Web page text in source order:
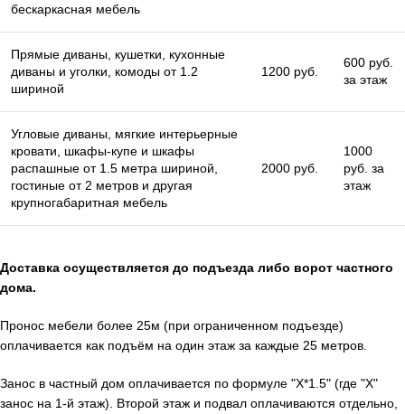
бескаркасная мебель
Прямые диваны, кушетки, кухонные
диваны и уголки, комоды от 1.2
шириной
1200 руб.
600 руб.
за этаж
Угловые диваны, мягкие интерьерные
кровати, шкафы-купе и шкафы
распашные от 1.5 метра шириной,
гостиные от 2 метров и другая
крупногабаритная мебель
2000 руб.
1000
руб. за
этаж
Доставка осуществляется до подъезда либо ворот частного
дома.
Пронос мебели более 25м (при ограниченном подъезде)
оплачивается как подъём на один этаж за каждые 25 метров.
Занос в частный дом оплачивается по формуле "X*1.5" (где "X"
занос на 1-й этаж). Второй этаж и подвал оплачиваются отдельно,